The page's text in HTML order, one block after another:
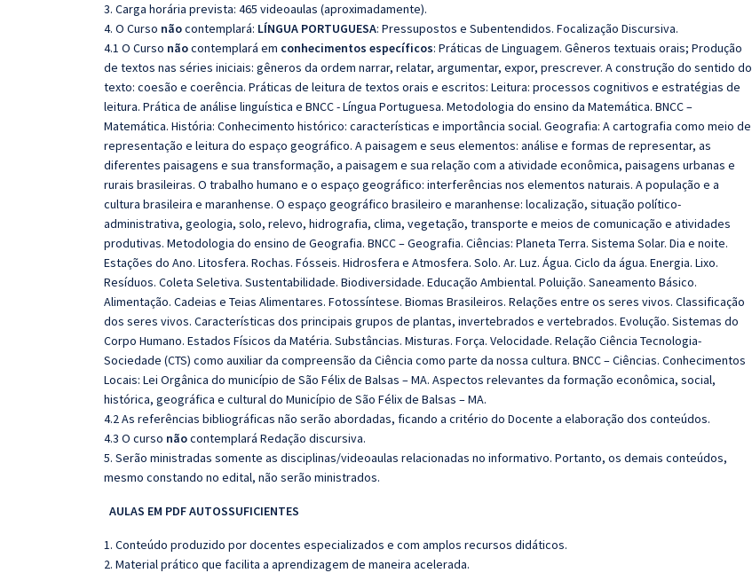
3. Carga horária prevista: 465 videoaulas (aproximadamente).
4. O Curso nãocontemplará: LÍNGUA PORTUGUESA: Pressupostos e Subentendidos. Focalização Discursiva.
4.1 O Curso nãocontemplará em conhecimentos específicos: Práticas de Linguagem. Gêneros textuais orais; Produção
de textos nas séries iniciais: gêneros da ordem narrar, relatar, argumentar, expor, prescrever. A construção do sentido do
texto: coesão e coerência. Práticas de leitura de textos orais e escritos: Leitura: processos cognitivos e estratégias de
leitura. Prática de análise linguística e BNCC - Língua Portuguesa. Metodologia do ensino da Matemática. BNCC –
Matemática. História: Conhecimento histórico: características e importância social. Geografia: A cartografia como meio de
representação e leitura do espaço geográfico. A paisagem e seus elementos: análise e formas de representar, as
diferentes paisagens e sua transformação, a paisagem e sua relação com a atividade econômica, paisagens urbanas e
rurais brasileiras. O trabalho humano e o espaço geográfico: interferências nos elementos naturais. A população e a
cultura brasileira e maranhense. O espaço geográfico brasileiro e maranhense: localização, situação político-
administrativa, geologia, solo, relevo, hidrografia, clima, vegetação, transporte e meios de comunicação e atividades
produtivas. Metodologia do ensino de Geografia. BNCC – Geografia. Ciências: Planeta Terra. Sistema Solar. Dia e noite.
Estações do Ano. Litosfera. Rochas. Fósseis. Hidrosfera e Atmosfera. Solo. Ar. Luz. Água. Ciclo da água. Energia. Lixo.
Resíduos. Coleta Seletiva. Sustentabilidade. Biodiversidade. Educação Ambiental. Poluição. Saneamento Básico.
Alimentação. Cadeias e Teias Alimentares. Fotossíntese. Biomas Brasileiros. Relações entre os seres vivos. Classificação
dos seres vivos. Características dos principais grupos de plantas, invertebrados e vertebrados. Evolução. Sistemas do
Corpo Humano. Estados Físicos da Matéria. Substâncias. Misturas. Força. Velocidade. Relação Ciência Tecnologia-
Sociedade (CTS) como auxiliar da compreensão da Ciência como parte da nossa cultura. BNCC – Ciências. Conhecimentos
Locais: Lei Orgânica do município de São Félix de Balsas – MA. Aspectos relevantes da formação econômica, social,
histórica, geográfica e cultural do Município de São Félix de Balsas – MA.
4.2 As referências bibliográficas não serão abordadas, ficando a critério do Docente a elaboração dos conteúdos.
4.3 O curso nãocontemplará Redação discursiva.
5. Serão ministradas somente as disciplinas/videoaulas relacionadas no informativo. Portanto, os demais conteúdos,
mesmo constando no edital, não serão ministrados.
AULAS EM PDF AUTOSSUFICIENTES
1. Conteúdo produzido por docentes especializados e com amplos recursos didáticos.
2. Material prático que facilita a aprendizagem de maneira acelerada.